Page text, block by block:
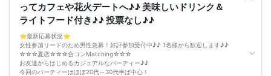
ってカフェや花火デートへ♪♪ 美味しいドリンク＆
ライトフード付き♪♪ 投票なし♪♪
⭐️最新応募状況⭐️
女性参加リードのため男性急募！好評参加受付中♪♪ 1名様から歓迎します♪♪
☆☆☆夏恋☆☆☆合コンMatching☆☆☆
お友達からはじめるカジュアルなパーティー♪♪
今回のパーティーはほぼ20代～30代半ば中心！